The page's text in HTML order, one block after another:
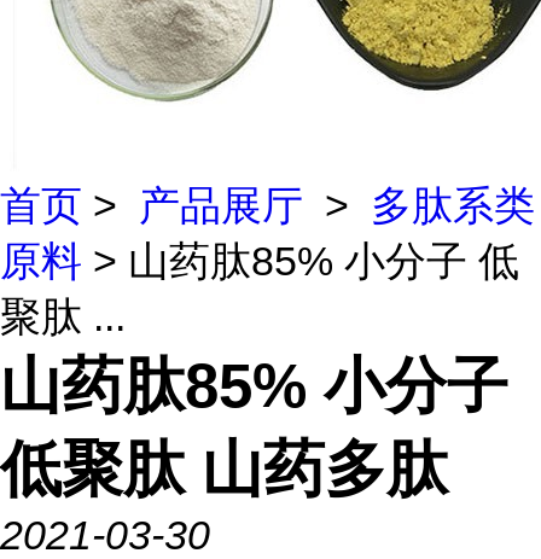
首页 > 产品展厅 > 多肽系类
原料 > 山药肽85% 小分子 低
聚肽 ...
山药肽85% 小分子
低聚肽 山药多肽
2021-03-30